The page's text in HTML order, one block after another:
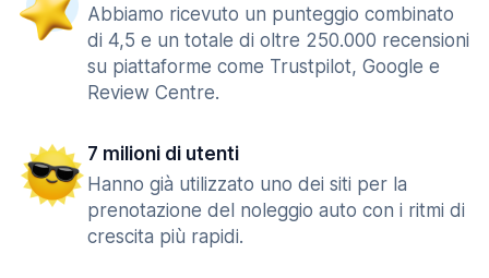
Abbiamo ricevuto un punteggio combinato
di 4,5 e un totale di oltre 250.000 recensioni
su piattaforme come Trustpilot, Google e
Review Centre.
7 milioni di utenti
Hanno già utilizzato uno dei siti per la
prenotazione del noleggio auto con i ritmi di
crescita più rapidi.